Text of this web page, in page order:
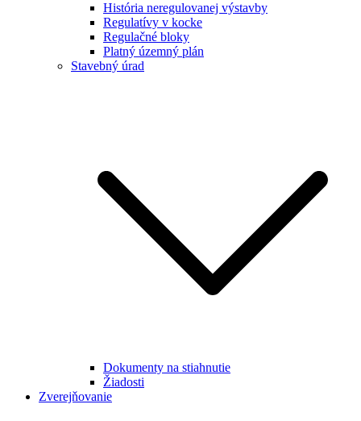
História neregulovanej výstavby
Regulatívy v kocke
Regulačné bloky
Platný územný plán
Stavebný úrad
Dokumenty na stiahnutie
Žiadosti
Zverejňovanie